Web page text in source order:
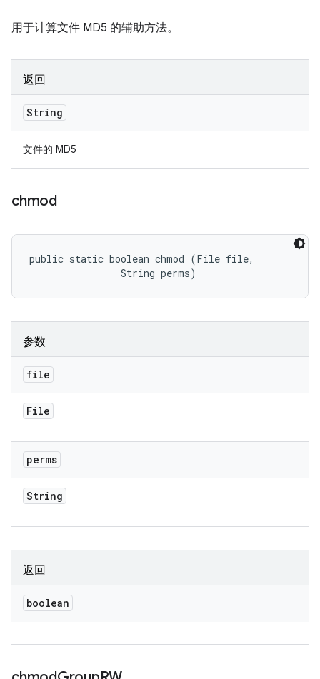
用于计算文件 MD5 的辅助方法。
返回
String
文件的 MD5
chmod
public static boolean chmod (File file,
                String perms)
参数
file
File
perms
String
返回
boolean